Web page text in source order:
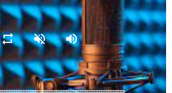
repeat volume_off volume_up